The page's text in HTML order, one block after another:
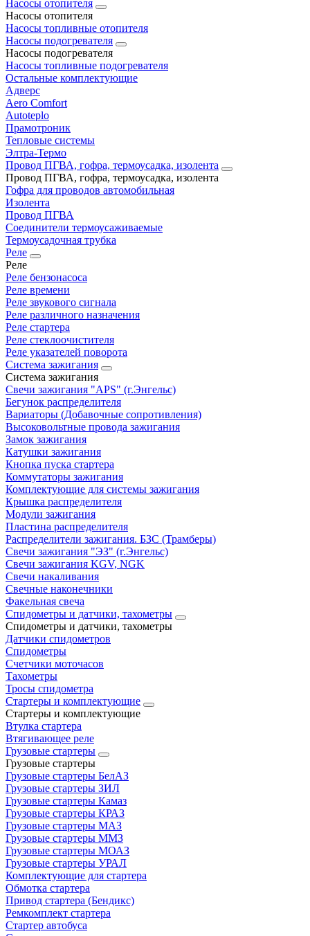
Насосы отопителя
Насосы отопителя
Насосы топливные отопителя
Насосы подогревателя
Насосы подогревателя
Насосы топливные подогревателя
Остальные комплектующие
Адверс
Aero Comfort
Autoteplo
Прамотроник
Тепловые системы
Элтра-Термо
Провод ПГВА, гофра, термоусадка, изолента
Провод ПГВА, гофра, термоусадка, изолента
Гофра для проводов автомобильная
Изолента
Провод ПГВА
Соединители термоусаживаемые
Термоусадочная трубка
Реле
Реле
Реле бензонасоса
Реле времени
Реле звукового сигнала
Реле различного назначения
Реле стартера
Реле стеклоочистителя
Реле указателей поворота
Система зажигания
Система зажигания
Свечи зажигания "APS" (г.Энгельс)
Бегунок распределителя
Вариаторы (Добавочные сопротивления)
Высоковольтные провода зажигания
Замок зажигания
Катушки зажигания
Кнопка пуска стартера
Коммутаторы зажигания
Комплектующие для системы зажигания
Крышка распределителя
Модули зажигания
Пластина распределителя
Распределители зажигания. БЗС (Трамберы)
Свечи зажигания "ЭЗ" (г.Энгельс)
Свечи зажигания KGV, NGK
Свечи накаливания
Свечные наконечники
Факельная свеча
Спидометры и датчики, тахометры
Спидометры и датчики, тахометры
Датчики спидометров
Спидометры
Счетчики моточасов
Тахометры
Тросы спидометра
Стартеры и комплектующие
Стартеры и комплектующие
Втулка стартера
Втягивающее реле
Грузовые стартеры
Грузовые стартеры
Грузовые стартеры БелАЗ
Грузовые стартеры ЗИЛ
Грузовые стартеры Камаз
Грузовые стартеры КРАЗ
Грузовые стартеры МАЗ
Грузовые стартеры ММЗ
Грузовые стартеры МОАЗ
Грузовые стартеры УРАЛ
Комплектующие для стартера
Обмотка стартера
Привод стартера (Бендикс)
Ремкомплект стартера
Стартер автобуса